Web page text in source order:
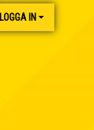
LOGGA IN